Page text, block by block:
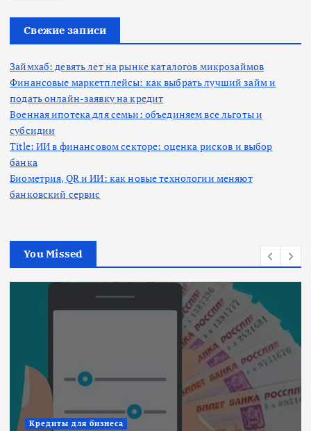
Свежие записи
Займхаб: девять лет на рынке каталогов микрозаймов
Финансовые маркетплейсы: как выбрать лучший займ и
подать онлайн-заявку на кредит
Военная ипотека для семьи: объединяем все льготы и
субсидии
Title: ИИ в финансовом секторе: оценка рисков и выбор
банка
Биометрия, QR и ИИ: как новые технологии меняют
банковский сервис
You Missed
Ипотека